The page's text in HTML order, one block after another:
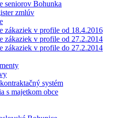
seniorov Bohunka
zmlúv
zákaziek v profile od 18.4.2016
zákaziek v profile od 27.2.2014
zákaziek v profile do 27.2.2014
systém
s majetkom obce